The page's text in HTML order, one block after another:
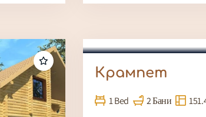
Крампет
1 Bed 2 Бани